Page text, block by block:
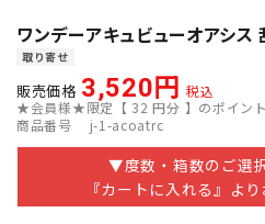
ワンデーアキュビューオアシス
取り寄せ
販売価格 3,520
税込
★会員様★限定【 32 円分 】のポイン
商品番号
j-1-acoatrc
▼度数・箱数のご選
『カートに入れる』よ